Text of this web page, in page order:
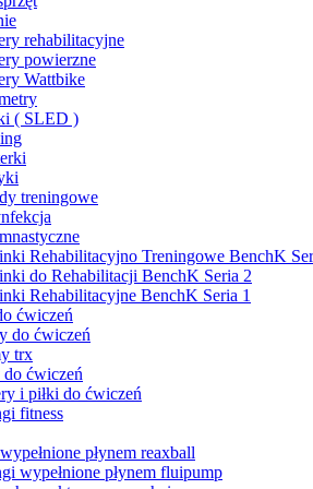
rehabilitacyjne
powierzne
Wattbike
( SLED )
treningowe
Rehabilitacyjno Treningowe BenchK
do Rehabilitacji BenchK Seria 2
Rehabilitacyjne BenchK Seria 1
ćwiczeń
do ćwiczeń
trx
ćwiczeń
i piłki do ćwiczeń
fitness
płynem reaxball
wypełnione płynem fluipump